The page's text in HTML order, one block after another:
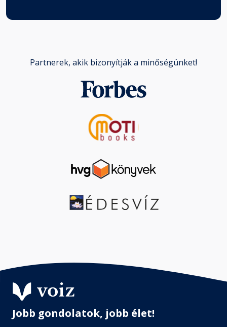
Partnerek, akik bizonyítják a minőségünket!
Jobb gondolatok, jobb élet!